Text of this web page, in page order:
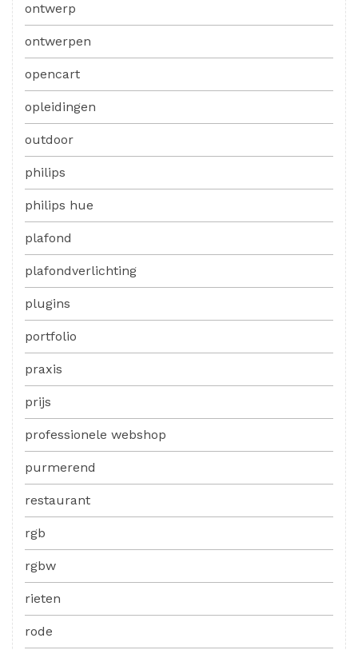
ontwerp
ontwerpen
opencart
opleidingen
outdoor
philips
philips hue
plafond
plafondverlichting
plugins
portfolio
praxis
prijs
professionele webshop
purmerend
restaurant
rgb
rgbw
rieten
rode